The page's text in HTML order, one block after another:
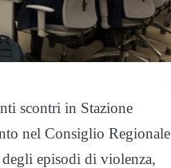
scontri in Stazione
nel Consiglio Regionale
episodi di violenza,